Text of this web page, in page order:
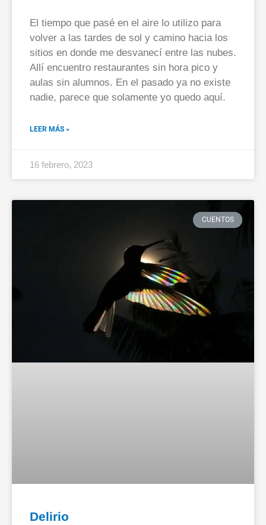
El tiempo que pasé en el aire lo utilizo para
volver a las tardes de sol y camino hacia los
sitios en donde me desvanecí entre las nubes.
Allí encuentro restaurantes sin hora pico y
aulas sin alumnos. En el pasado ya no existe
nadie, parece que solamente yo quedo aquí.
LEER MÁS »
16 febrero, 2023
CUENTOS
Delirio